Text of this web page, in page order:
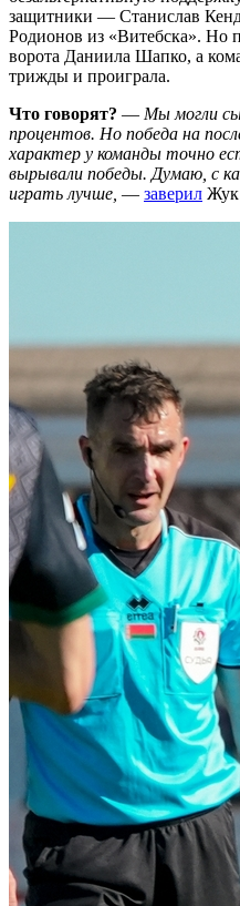
защитники — Станислав
Родионов из «Витебска». Но
ворота Даниила Шапко, а
трижды и проиграла.
Что говорят? — Мы могли
процентов. Но победа на
характер у команды точно
вырывали победы. Думаю, с
играть лучше, — заверил Жук